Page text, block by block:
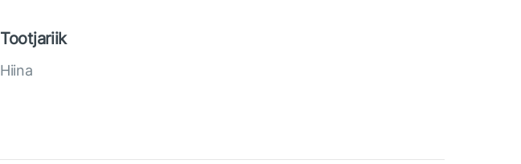
Tootjariik
Hiina